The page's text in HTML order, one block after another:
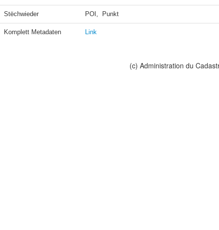
Stëchwieder POI,  Punkt
Komplett Metadaten Link
(c) Administration du